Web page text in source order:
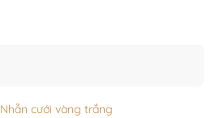
Nhẫn cưới vàng trắng